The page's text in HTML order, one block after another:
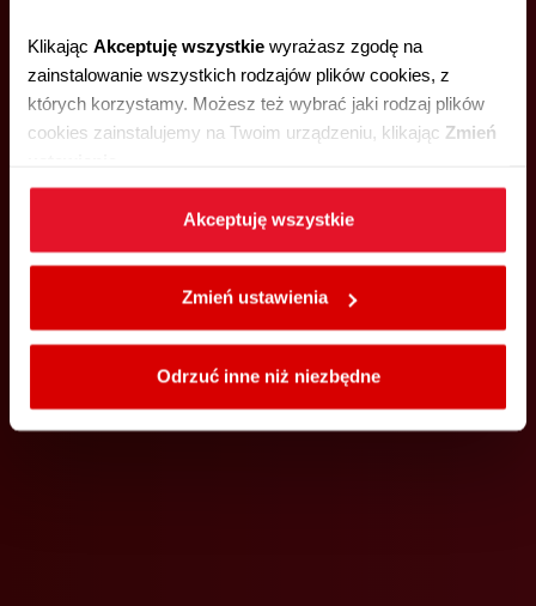
Klikając Akceptuję wszystkie wyrażasz zgodę na
zainstalowanie wszystkich rodzajów plików cookies, z
których korzystamy. Możesz też wybrać jaki rodzaj plików
cookies zainstalujemy na Twoim urządzeniu, klikając Zmień
W każdej chwili możesz zmienić wybrane przez Ciebie
ustawienia plików cookies wchodząc w zakładkęPolityka
Akceptuję wszystkie
Zmień ustawienia
Odrzuć inne niż niezbędne